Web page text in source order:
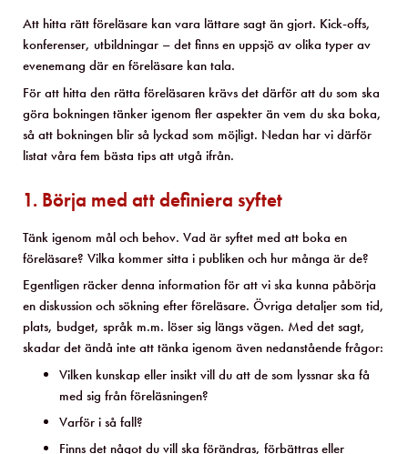
Att hitta rätt föreläsare kan vara lättare sagt än gjort. Kick-offs,
konferenser, utbildningar – det finns en uppsjö av olika typer av
evenemang där en föreläsare kan tala.
För att hitta den rätta föreläsaren krävs det därför att du som ska
göra bokningen tänker igenom fler aspekter än vem du ska boka,
så att bokningen blir så lyckad som möjligt. Nedan har vi därför
listat våra fem bästa tips att utgå ifrån.
1. Börja med att definiera syftet
Tänk igenom mål och behov. Vad är syftet med att boka en
föreläsare? Vilka kommer sitta i publiken och hur många är de?
Egentligen räcker denna information för att vi ska kunna påbörja
en diskussion och sökning efter föreläsare. Övriga detaljer som tid,
plats, budget, språk m.m. löser sig längs vägen. Med det sagt,
skadar det ändå inte att tänka igenom även nedanstående frågor:
Vilken kunskap eller insikt vill du att de som lyssnar ska få
med sig från föreläsningen?
Varför i så fall?
Finns det något du vill ska förändras, förbättras eller